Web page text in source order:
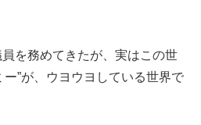
を務めてきたが、実はこの世
”が、ウヨウヨしている世界で